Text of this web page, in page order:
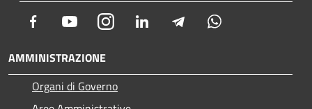
Facebook YoutubeInstagram LinkedIn Telegram
AMMINISTRAZIONE
Organi di Governo